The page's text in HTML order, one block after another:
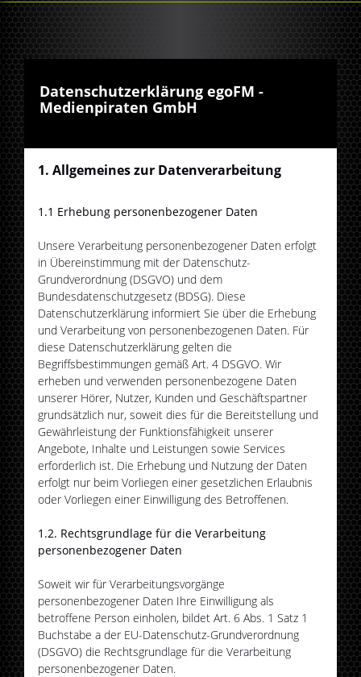
Datenschutzerklärung egoFM -
Medienpiraten GmbH
1. Allgemeines zur Datenverarbeitung
1.1 Erhebung personenbezogener Daten
Unsere Verarbeitung personenbezogener Daten erfolgt
in Übereinstimmung mit der Datenschutz-
Grundverordnung (DSGVO) und dem
Bundesdatenschutzgesetz (BDSG). Diese
Datenschutzerklärung informiert Sie über die Erhebung
und Verarbeitung von personenbezogenen Daten. Für
diese Datenschutzerklärung gelten die
Begriffsbestimmungen gemäß Art. 4 DSGVO. Wir
erheben und verwenden personenbezogene Daten
unserer Hörer, Nutzer, Kunden und Geschäftspartner
grundsätzlich nur, soweit dies für die Bereitstellung und
Gewährleistung der Funktionsfähigkeit unserer
Angebote, Inhalte und Leistungen sowie Services
erforderlich ist. Die Erhebung und Nutzung der Daten
erfolgt nur beim Vorliegen einer gesetzlichen Erlaubnis
oder Vorliegen einer Einwilligung des Betroffenen.
1.2. Rechtsgrundlage für die Verarbeitung
personenbezogener Daten
Soweit wir für Verarbeitungsvorgänge
personenbezogener Daten Ihre Einwilligung als
betroffene Person einholen, bildet Art. 6 Abs. 1 Satz 1
Buchstabe a der EU-Datenschutz-Grundverordnung
(DSGVO) die Rechtsgrundlage für die Verarbeitung
personenbezogener Daten.